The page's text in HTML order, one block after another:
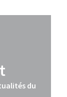
du